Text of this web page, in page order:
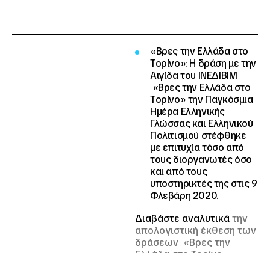
«Βρες την Ελλάδα στο
Τορίνο»: Η δράση με την
Αιγίδα του ΙΝΕΔΙΒΙΜ
«Βρες την Ελλάδα στο
Τορίνο» την Παγκόσμια
Ημέρα Ελληνικής
Γλώσσας και Ελληνικού
Πολιτισμού στέφθηκε
με επιτυχία τόσο από
τους διοργανωτές όσο
και από τους
υποστηρικτές της στις 9
Φλεβάρη 2020.
Διαβάστε αναλυτικάτην
απολογιστική έκθεση των
δράσεων «Βρες την